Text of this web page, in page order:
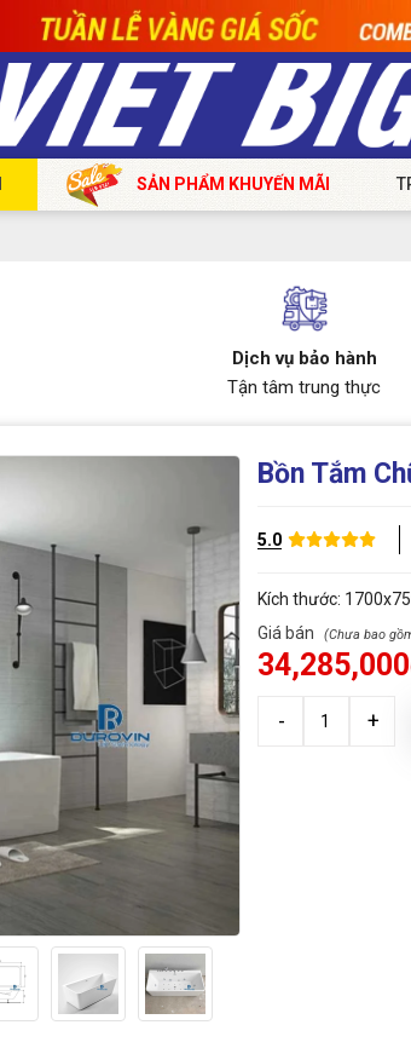
SẢN PHẨM KHUYẾN MÃI
Dịch vụ bảo hành
Tận tâm trung thực
Bồn Tắm
5.0
Kích thước:
Giá bán